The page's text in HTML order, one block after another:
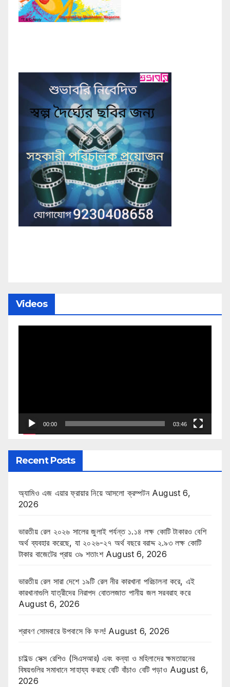
Videos
00:00 03:46
Recent Posts
অ্যামিও এজ এয়ার ফ্রায়ার নিয়ে আসলো ক্রম্পটন August 6,
2026
ভারতীয় রেল ২০২৬ সালের জুলাই পর্যন্ত ১.১৪ লক্ষ কোটি টাকারও বেশি
অর্থ ব্যবহার করেছে, যা ২০২৬-২৭ অর্থ বছরে বরাদ্দ ২.৯৩ লক্ষ কোটি
টাকার বাজেটের প্রায় ৩৯ শতাংশ August 6, 2026
ভারতীয় রেল সারা দেশে ১৯টি রেল নীর কারখানা পরিচালনা করে, এই
কারখানাগুলি যাত্রীদের নিরাপদ বোতলজাত পানীয় জল সরবরাহ করে
August 6, 2026
শ্রাবণ সোমবারে উপবাসে কি ফল! August 6, 2026
চাইল্ড সেক্স রেশিও (সিএসআর) এবং কন্যা ও মহিলাদের ক্ষমতায়নের
বিষয়গুলির সমাধানে সাহায্য করছে বেটি বাঁচাও বেটি পড়াও August 6,
2026